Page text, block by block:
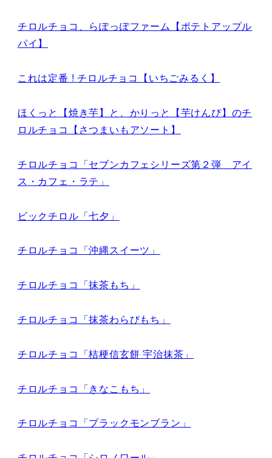
チロルチョコ、らぽっぽファーム【ポテトアップル
パイ】
これは定番 ! チロルチョコ【いちごみるく】
ほくっと【焼き芋】と、かりっと【芋けんぴ】のチ
ロルチョコ【さつまいもアソート】
チロルチョコ「セブンカフェシリーズ第２弾 アイ
ス・カフェ・ラテ」
ビックチロル「七夕」
チロルチョコ「沖縄スイーツ」
チロルチョコ「抹茶もち」
チロルチョコ「抹茶わらびもち」
チロルチョコ「桔梗信玄餅 宇治抹茶」
チロルチョコ「きなこもち」
チロルチョコ「プラックモンブラン」